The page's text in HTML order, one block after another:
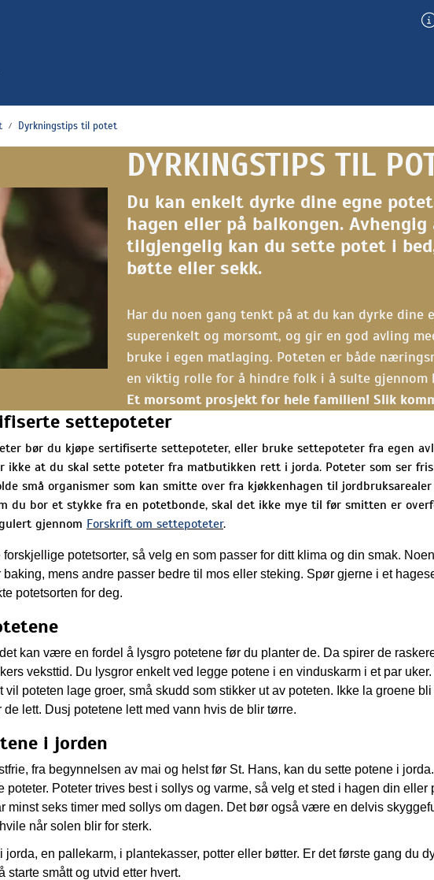
Dyrkningstips til potet
DYRKINGSTIPS TIL
Du kan enkelt dyrke dine egne
hagen eller på balkongen.
tilgjengelig kan du sette potet i
bøtte eller sekk.
Har du noen gang tenkt på at du kan dyrke dine
superenkelt og morsomt, og gir en god avling
bruke i egen matlaging. Poteten er både
en viktig rolle for å hindre folk i å sulte gjennom
Et morsomt prosjekt for hele familien! Slik
settepoteter
bør du kjøpe sertifiserte settepoteter, eller bruke settepoteter fra egen
ikke at du skal sette poteter fra matbutikken rett i jorda. Poteter som ser
små organismer som kan smitte over fra kjøkkenhagen til
du bor et stykke fra en potetbonde, skal det ikke mye til før smitten er
gjennom Forskrift om settepoteter.
forskjellige potetsorter, så velg en som passer for ditt klima og din smak.
baking, mens andre passer bedre til mos eller steking. Spør gjerne i et
potetsorten for deg.
kan være en fordel å lysgro potetene før du planter de. Da spirer de
veksttid. Du lysgror enkelt ved legge potene i en vinduskarm i et par uker.
vil poteten lage groer, små skudd som stikker ut av poteten. Ikke la groene bli
de lett. Dusj potetene lett med vann hvis de blir tørre.
i jorden
fra begynnelsen av mai og helst før St. Hans, kan du sette potene i
poteter. Poteter trives best i sollys og varme, så velg et sted i hagen din eller
minst seks timer med sollys om dagen. Det bør også være en delvis
når solen blir for sterk.
jorda, en pallekarm, i plantekasser, potter eller bøtter. Er det første gang du
starte smått og utvid etter hvert.